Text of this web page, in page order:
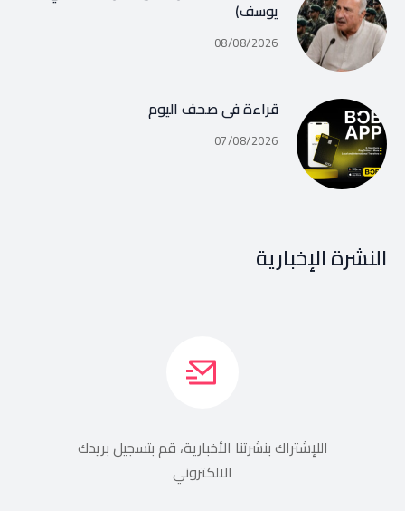
يوسف)
08/08/2026
قراءة في صحف اليوم
07/08/2026
النشرة الإخبارية
اللإشتراك بنشرتنا الأخبارية، قم بتسجيل بريدك
الالكتروني